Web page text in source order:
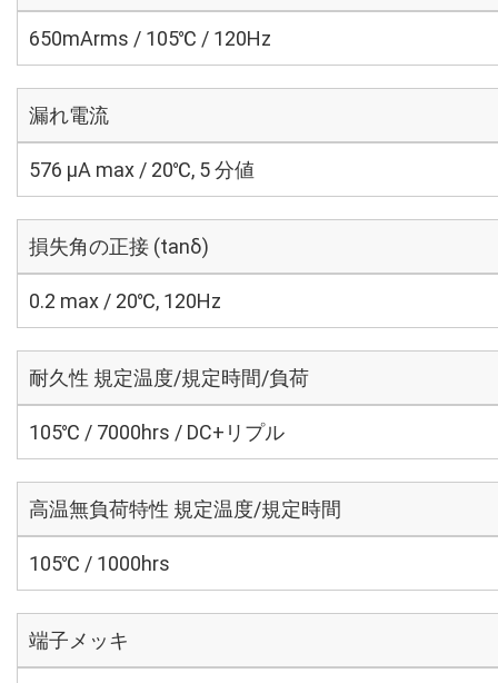
650mArms / 105℃ / 120Hz
漏れ電流
576 μA max / 20℃, 5 分値
損失角の正接 (tanδ)
0.2 max / 20℃, 120Hz
耐久性 規定温度/規定時間/負荷
105℃ / 7000hrs / DC+リプル
高温無負荷特性 規定温度/規定時間
105℃ / 1000hrs
端子メッキ